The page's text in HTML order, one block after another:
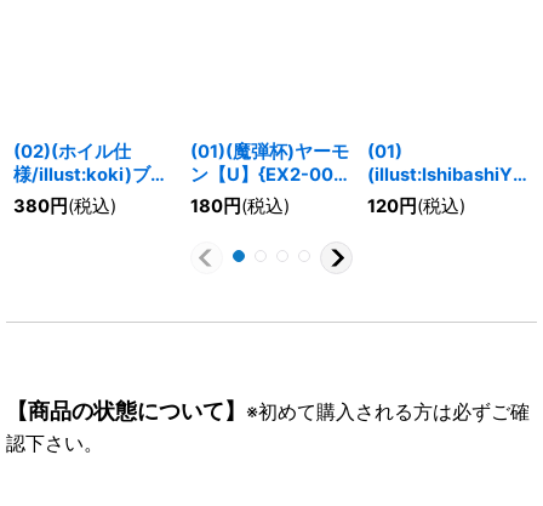
(02)(ホイル仕
様/illust:koki)ブイ
モン【R】{BT3-
021}《青》
380円(税込)
(01)(魔弾杯)ヤーモ
ン【U】{EX2-006}
《紫》
180円(税込)
(01)
(illust:IshibashiYo
suke)ギルモン
【C】{BT2-009}
120円(税込)
【商品の状態について】 ※初めて購入される方は必ずご確
認下さい。